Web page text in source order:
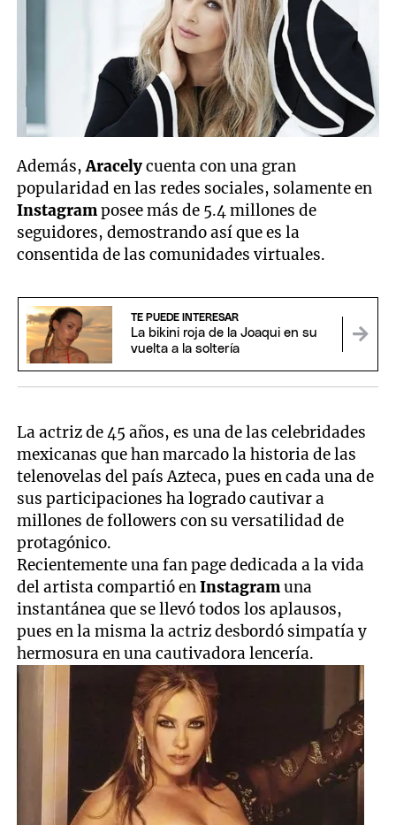
Además,Aracelycuenta con una gran
popularidad en las redes sociales, solamente en
Instagramposee más de 5.4 millones de
seguidores, demostrando así que es la
consentida de las comunidades virtuales.
TE PUEDE INTERESAR
La bikini roja de la Joaqui en su
vuelta a la soltería
La actriz de 45 años, es una de las celebridades
mexicanas que han marcado la historia de las
telenovelas del país Azteca, pues en cada una de
sus participaciones ha logrado cautivar a
millones de followers con su versatilidad de
protagónico.
Recientemente una fan page dedicada a la vida
del artista compartió enInstagramuna
instantánea que se llevó todos los aplausos,
pues en la misma la actriz desbordó simpatía y
hermosura en una cautivadora lencería.